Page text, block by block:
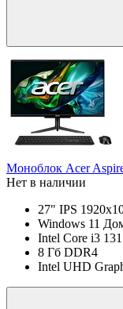
Моноблок Acer
Нет в наличии
27" IPS
Windows 11
Intel Core i3
8 Гб DDR4
Intel UHD